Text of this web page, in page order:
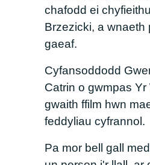
chafodd ei
Brzezicki, a wnaeth
gaeaf.
Cyfansoddodd
Catrin o gwmpas
gwaith ffilm hwn
feddyliau cyfrannol.
Pa mor bell gall